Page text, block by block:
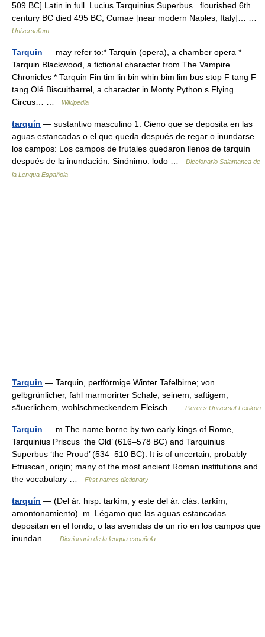
509 BC] Latin in full Lucius Tarquinius Superbus flourished 6th
century BC died 495 BC, Cumae [near modern Naples, Italy]… …
Universalium
Tarquin — may refer to:* Tarquin (opera), a chamber opera *
Tarquin Blackwood, a fictional character from The Vampire
Chronicles * Tarquin Fin tim lin bin whin bim lim bus stop F tang F
tang Olé Biscuitbarrel, a character in Monty Python s Flying
Circus… …
Wikipedia
tarquín — sustantivo masculino 1. Cieno que se deposita en las
aguas estancadas o el que queda después de regar o inundarse
los campos: Los campos de frutales quedaron llenos de tarquín
después de la inundación. Sinónimo: lodo …
Diccionario Salamanca de
la Lengua Española
Tarquin — Tarquin, perlförmige Winter Tafelbirne; von
gelbgrünlicher, fahl marmorirter Schale, seinem, saftigem,
säuerlichem, wohlschmeckendem Fleisch …
Pierer's Universal-Lexikon
Tarquin — m The name borne by two early kings of Rome,
Tarquinius Priscus ‘the Old’ (616–578 BC) and Tarquinius
Superbus ‘the Proud’ (534–510 BC). It is of uncertain, probably
Etruscan, origin; many of the most ancient Roman institutions and
the vocabulary …
First names dictionary
tarquín — (Del ár. hisp. tarkím, y este del ár. clás. tarkīm,
amontonamiento). m. Légamo que las aguas estancadas
depositan en el fondo, o las avenidas de un río en los campos que
inundan …
Diccionario de la lengua española